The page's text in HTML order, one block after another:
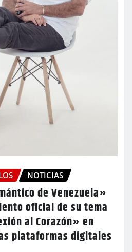
NOTICIAS
de Venezuela»
oficial de su tema
al Corazón» en
plataformas digitales